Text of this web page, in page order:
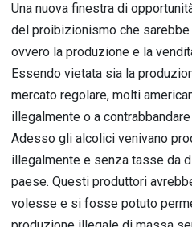
Una nuova finestra di
del proibizionismo che
ovvero la produzione e la
Essendo vietata sia la
mercato regolare, molti
illegalmente o a
Adesso gli alcolici venivano
illegalmente e senza tasse da
paese. Questi produttori
volesse e si fosse potuto